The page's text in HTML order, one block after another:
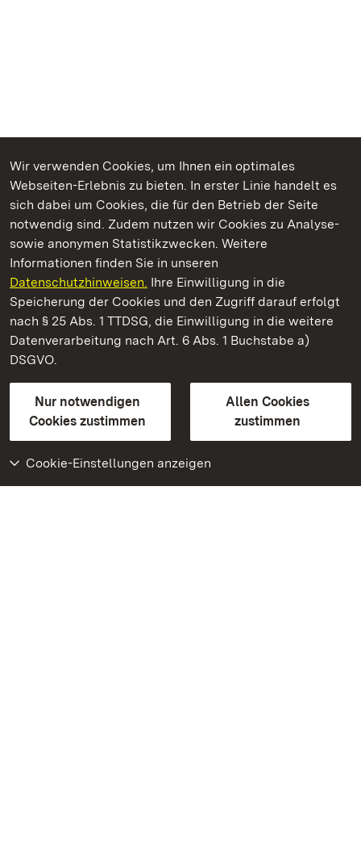
Wir verwenden Cookies, um Ihnen ein optimales
Webseiten-Erlebnis zu bieten. In erster Linie handelt es
sich dabei um Cookies, die für den Betrieb der Seite
notwendig sind. Zudem nutzen wir Cookies zu Analyse-
sowie anonymen Statistikzwecken. Weitere
Informationen finden Sie in unseren
Datenschutzhinweisen. Ihre Einwilligung in die
Speicherung der Cookies und den Zugriff darauf erfolgt
nach § 25 Abs. 1 TTDSG, die Einwilligung in die weitere
Datenverarbeitung nach Art. 6 Abs. 1 Buchstabe a)
DSGVO.
Nur notwendigen
Cookies zustimmen
Allen Cookies
zustimmen
Cookie-Einstellungen anzeigen
Kommen. Staunen. Genießen.
Residenzschloss Ludwigsburg
Staatliche Schlösser und Gärten Baden-Württemberg
Kontakt
GebärdenspracheLeichte Sprache
Erklärung zur Barrierefreiheit
BITV-konform (geprüfte Seiten)
Weiteres